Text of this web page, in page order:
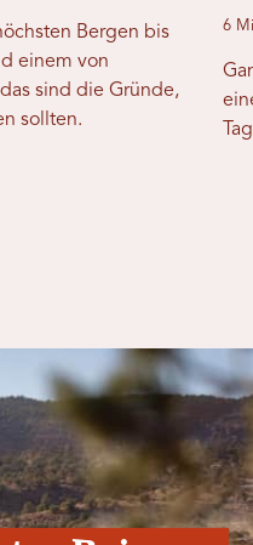
Bergen bis
einem von
sind die Gründe,
sollten.
6